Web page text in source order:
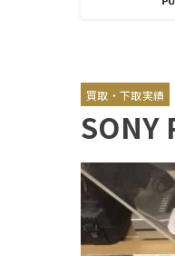
買取・下取実績
SONY